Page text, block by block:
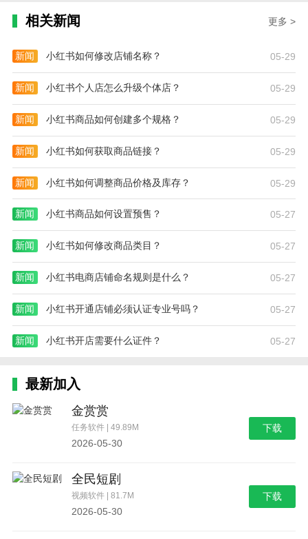
相关新闻 更多 >
新闻 小红书如何修改店铺名称？ 05-29
新闻 小红书个人店怎么升级个体店？ 05-29
新闻 小红书商品如何创建多个规格？ 05-29
新闻 小红书如何获取商品链接？ 05-29
新闻 小红书如何调整商品价格及库存？ 05-29
新闻 小红书商品如何设置预售？ 05-27
新闻 小红书如何修改商品类目？ 05-27
新闻 小红书电商店铺命名规则是什么？ 05-27
新闻 小红书开通店铺必须认证专业号吗？ 05-27
新闻 小红书开店需要什么证件？ 05-27
最新加入
金赏赏
任务软件 | 49.89M
2026-05-30
下载
全民短剧
视频软件 | 81.7M
2026-05-30
下载